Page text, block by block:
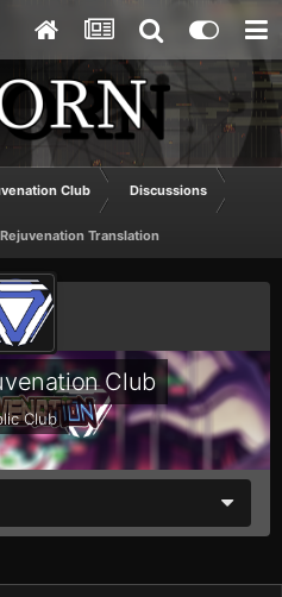
Club Discussions
Translation
Club
Club